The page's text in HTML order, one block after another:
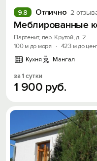
Отлично 2
9.8
Меблированные
Партенит, пер. Крутой, д. 2
100 м до моря
· 423 м до
Кухня
Мангал
за 1 сутки
1 900 руб.